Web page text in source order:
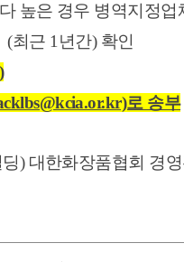
높은 경우 병역지정업
최근 1년간) 확인
로 송부
대한화장품협회 경영